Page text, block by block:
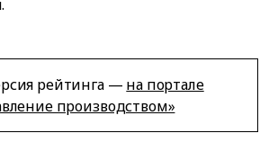
рейтинга — на портале
производством»